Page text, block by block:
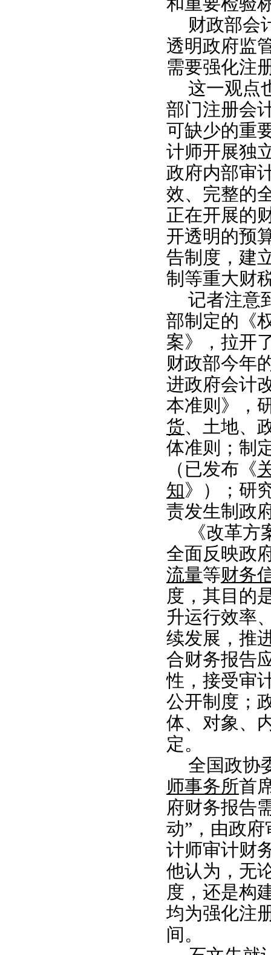
财政部会
透明政府监
需要强化注
这一观点
部门注册会
可缺少的重
计师开展独
政府内部审
效、完整的
正在开展的
开透明的预
告制度，建
制等重大财
记者注意
部制定的《
案》，拉开
财政部今年
进政府会计
本准则》，
货、土地、
体准则；制
（已发布《
知》）；研
责发生制政
《改革
全面反映政
流量等财务
度，其目的
升运行效率
续发展，推
合财务报告
性，接受审
公开制度；
体、对象、
定。
全国政协
师事务所首
府财务报告
动”，由政
计师审计财
他认为，无
度，还是构
均为强化注
间。